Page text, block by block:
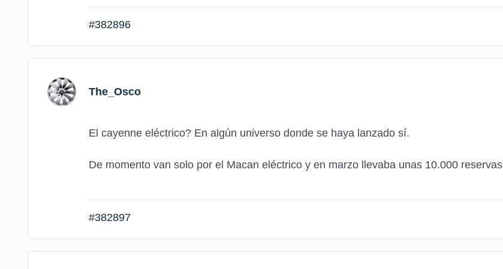
#382896
The_Osco
El cayenne eléctrico? En algún universo donde se haya lanzado sí.
De momento van solo por el Macan eléctrico y en marzo llevaba unas 10.000 reservas
#382897